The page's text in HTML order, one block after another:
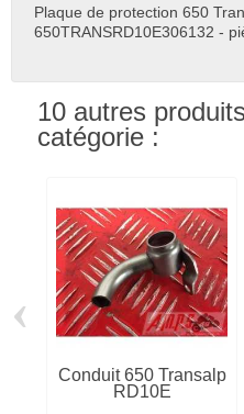
Plaque de protection 650
650TRANSRD10E306132 -
10 autres
catégorie :
Conduit 650 Transalp
RD10E
‹